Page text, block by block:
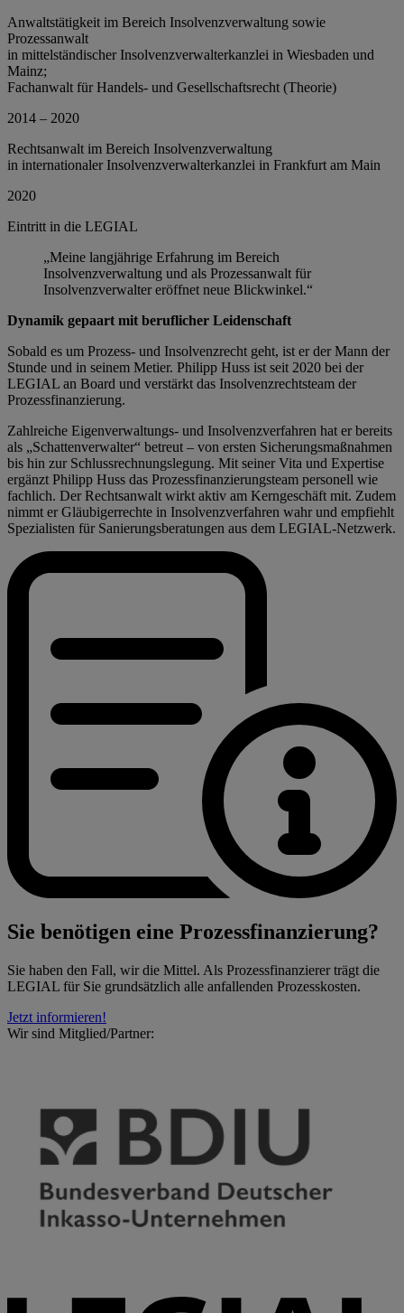
Anwaltstätigkeit im Bereich Insolvenzverwaltung sowie
Prozessanwalt
in mittelständischer Insolvenzverwalterkanzlei in Wiesbaden und
Mainz;
Fachanwalt für Handels- und Gesellschaftsrecht (Theorie)
2014 – 2020
Rechtsanwalt im Bereich Insolvenzverwaltung
in internationaler Insolvenzverwalterkanzlei in Frankfurt am Main
2020
Eintritt in die LEGIAL
„Meine langjährige Erfahrung im Bereich
Insolvenzverwaltung und als Prozessanwalt für
Insolvenzverwalter eröffnet neue Blickwinkel.“
Dynamik gepaart mit beruflicher Leidenschaft
Sobald es um Prozess- und Insolvenzrecht geht, ist er der Mann der
Stunde und in seinem Metier. Philipp Huss ist seit 2020 bei der
LEGIAL an Board und verstärkt das Insolvenzrechtsteam der
Prozessfinanzierung.
Zahlreiche Eigenverwaltungs- und Insolvenzverfahren hat er bereits
als „Schattenverwalter“ betreut – von ersten Sicherungsmaßnahmen
bis hin zur Schlussrechnungslegung. Mit seiner Vita und Expertise
ergänzt Philipp Huss das Prozessfinanzierungsteam personell wie
fachlich. Der Rechtsanwalt wirkt aktiv am Kerngeschäft mit. Zudem
nimmt er Gläubigerrechte in Insolvenzverfahren wahr und empfiehlt
Spezialisten für Sanierungsberatungen aus dem LEGIAL-Netzwerk.
Sie benötigen eine Prozessfinanzierung?
Sie haben den Fall, wir die Mittel. Als Prozessfinanzierer trägt die
LEGIAL für Sie grundsätzlich alle anfallenden Prozesskosten.
Jetzt informieren!
Wir sind Mitglied/​Partner: